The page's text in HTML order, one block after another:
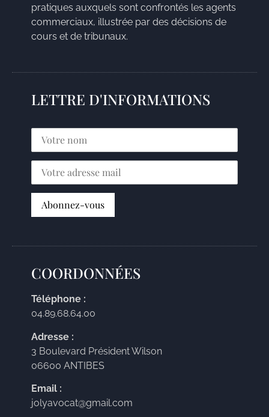
pratiques auxquels sont confrontés les agents
commerciaux, illustrée par des décisions de
cours et de tribunaux.
LETTRE D'INFORMATIONS
COORDONNÉES
Téléphone :
04.89.68.64.00
Adresse :
3 Boulevard Président Wilson
06600 ANTIBES
Email :
jolyavocat@gmail.com